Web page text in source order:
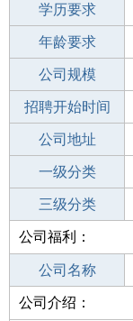
性别要求
学历要求
工作经验
年龄要求
工作地点
公司规模
公司电话
招聘开始时间
招聘结束时间
公司地址
一级分类
二级分类
三级分类
其他行业
公司福利：
公司名称
公司类型
公司介绍：